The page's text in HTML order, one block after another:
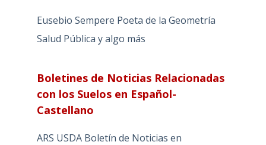
Eusebio Sempere Poeta de la Geometría
Salud Pública y algo más
Boletines de Noticias Relacionadas
con los Suelos en Español-
Castellano
ARS USDA Boletín de Noticias en